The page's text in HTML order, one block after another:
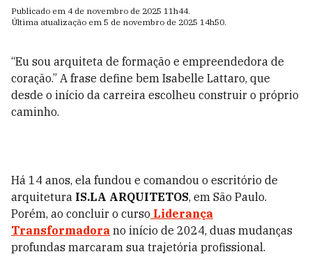
Publicado em 4 de novembro de 2025 11h44.
Última atualização em 5 de novembro de 2025 14h50.
“Eu sou arquiteta de formação e empreendedora de
coração.” A frase define bem Isabelle Lattaro, que
desde o início da carreira escolheu construir o próprio
caminho.
Há 14 anos, ela fundou e comandou o escritório de
arquitetura IS.LA ARQUITETOS, em São Paulo.
Porém, ao concluir o curso Liderança
Transformadora no início de 2024, duas mudanças
profundas marcaram sua trajetória profissional.